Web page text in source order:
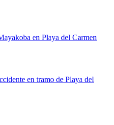
en Playa del Carmen
en tramo de Playa del